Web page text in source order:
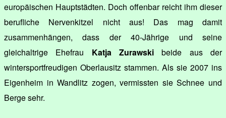
europäischen Hauptstädten. Doch offenbar reicht ihm dieser
berufliche Nervenkitzel nicht aus! Das mag damit
zusammenhängen, dass der 40-Jährige und seine
gleichaltrige Ehefrau Katja Zurawski beide aus der
wintersportfreudigen Oberlausitz stammen. Als sie 2007 ins
Eigenheim in Wandlitz zogen, vermissten sie Schnee und
Berge sehr.